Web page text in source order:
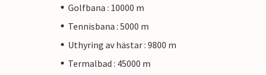
Golfbana : 10000 m
Tennisbana : 5000 m
Uthyring av hästar : 9800 m
Termalbad : 45000 m